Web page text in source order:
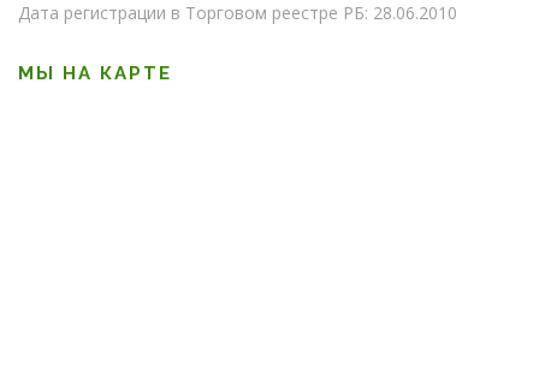
Дата регистрации в Торговом реестре РБ: 28.06.2010
МЫ НА КАРТЕ